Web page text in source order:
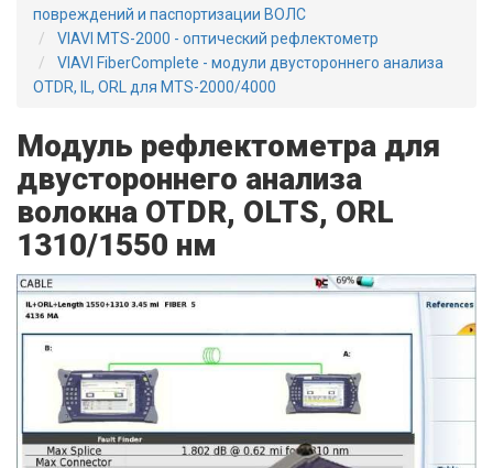
повреждений и паспортизации ВОЛС
VIAVI MTS-2000 - оптический рефлектометр
VIAVI FiberComplete - модули двустороннего анализа
OTDR, IL, ORL для MTS-2000/4000
Модуль рефлектометра для
двустороннего анализа
волокна OTDR, OLTS, ORL
1310/1550 нм